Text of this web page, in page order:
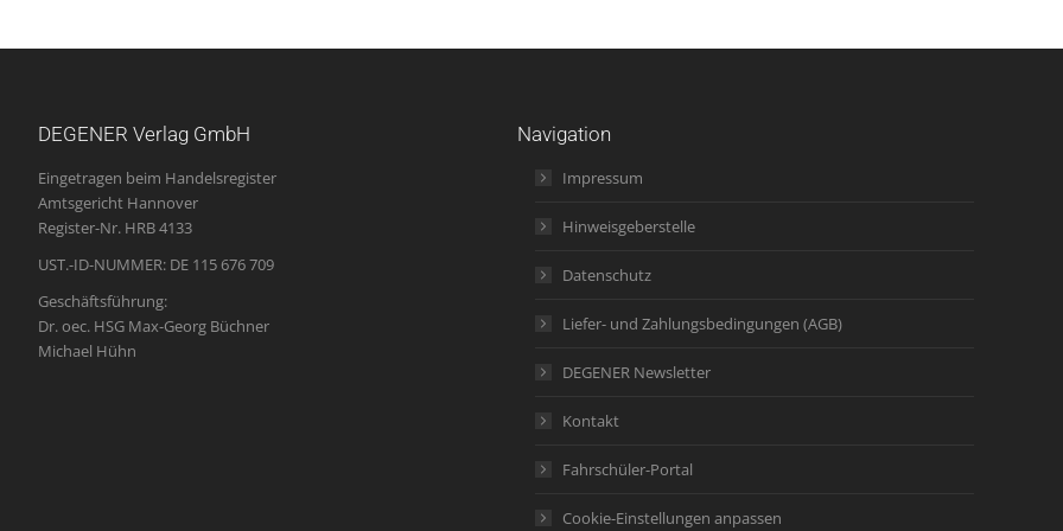
DEGENER Verlag GmbH
Eingetragen beim Handelsregister
Amtsgericht Hannover
Register-Nr. HRB 4133
UST.-ID-NUMMER: DE 115 676 709
Geschäftsführung:
Dr. oec. HSG Max-Georg Büchner
Michael Hühn
Navigation
Impressum
Hinweisgeberstelle
Datenschutz
Liefer- und Zahlungsbedingungen (AGB)
DEGENER Newsletter
Kontakt
Fahrschüler-Portal
Cookie-Einstellungen anpassen